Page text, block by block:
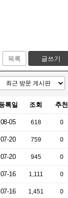
목록 글쓰기
록일 조회 추천
08-05 618 0
07-20 759 0
07-20 945 0
07-16 1,111 0
07-16 1,451 0